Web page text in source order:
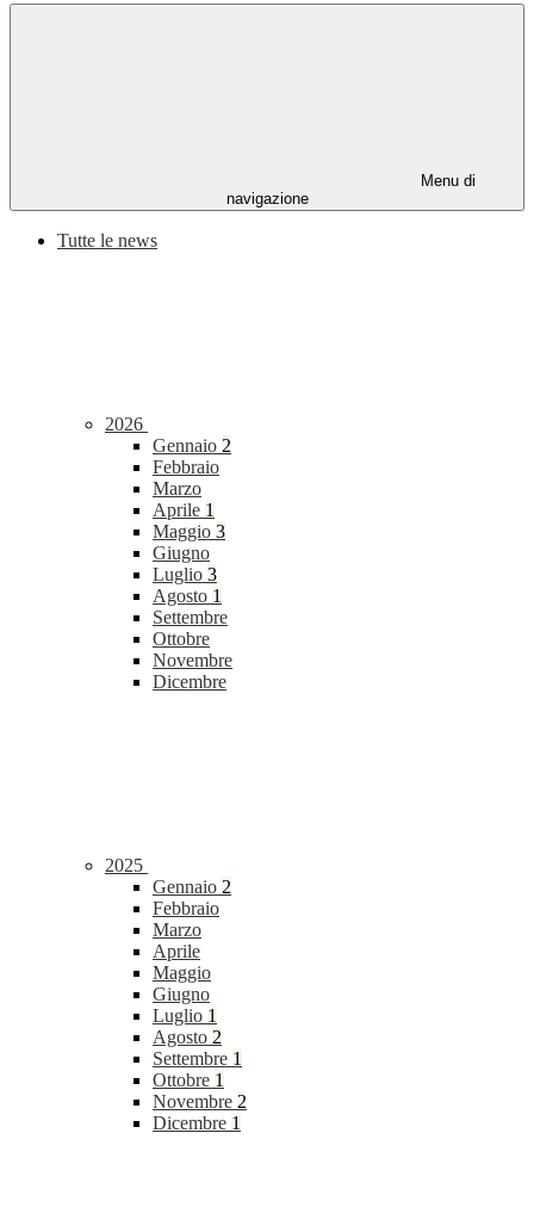
Menu di
navigazione
Tutte le news
2026
Gennaio 2
Febbraio
Marzo
Aprile 1
Maggio 3
Giugno
Luglio 3
Agosto 1
Settembre
Ottobre
Novembre
Dicembre
2025
Gennaio 2
Febbraio
Marzo
Aprile
Maggio
Giugno
Luglio 1
Agosto 2
Settembre 1
Ottobre 1
Novembre 2
Dicembre 1